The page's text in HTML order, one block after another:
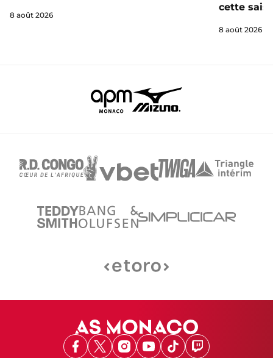
8 août 2026
cette
8 août 2026
Facebook
X Instagram
Youtube
TikTokTwitch